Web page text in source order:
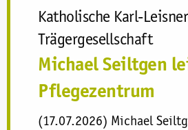
Katholische Karl-
Trägergesellschaft
Michael Seiltgen
Pflegezentrum
(17.07.2026) Michael